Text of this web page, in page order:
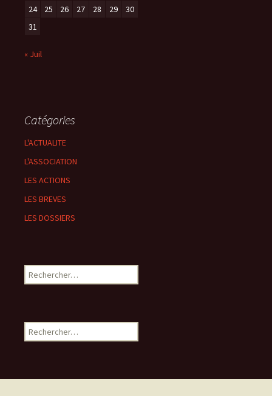
24
25 26 27 28 29
30
31
« Juil
Catégories
L'ACTUALITE
L'ASSOCIATION
LES ACTIONS
LES BREVES
LES DOSSIERS
Rechercher :
Rechercher :